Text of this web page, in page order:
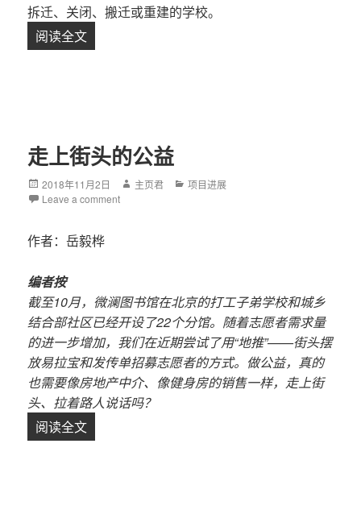
拆迁、关闭、搬迁或重建的学校。
阅读全文
走上街头的公益
Posted
on
2018年11月2日 Author
主页君 Categories
项目进展
Leave a comment
作者：岳毅桦
编者按
截至10月，微澜图书馆在北京的打工子弟学校和城乡
结合部社区已经开设了22个分馆。随着志愿者需求量
的进一步增加，我们在近期尝试了用“地推”——街头摆
放易拉宝和发传单招募志愿者的方式。做公益，真的
也需要像房地产中介、像健身房的销售一样，走上街
头、拉着路人说话吗？
阅读全文